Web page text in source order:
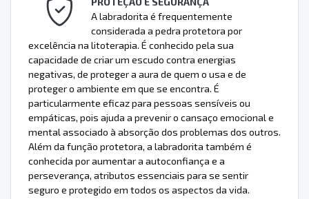
A labradorita é frequentemente
considerada a pedra protetora por
excelência na litoterapia. É conhecido pela sua
capacidade de criar um escudo contra energias
negativas, de proteger a aura de quem o usa e de
proteger o ambiente em que se encontra. É
particularmente eficaz para pessoas sensíveis ou
empáticas, pois ajuda a prevenir o cansaço emocional e
mental associado à absorção dos problemas dos outros.
Além da função protetora, a labradorita também é
conhecida por aumentar a autoconfiança e a
perseverança, atributos essenciais para se sentir
seguro e protegido em todos os aspectos da vida.